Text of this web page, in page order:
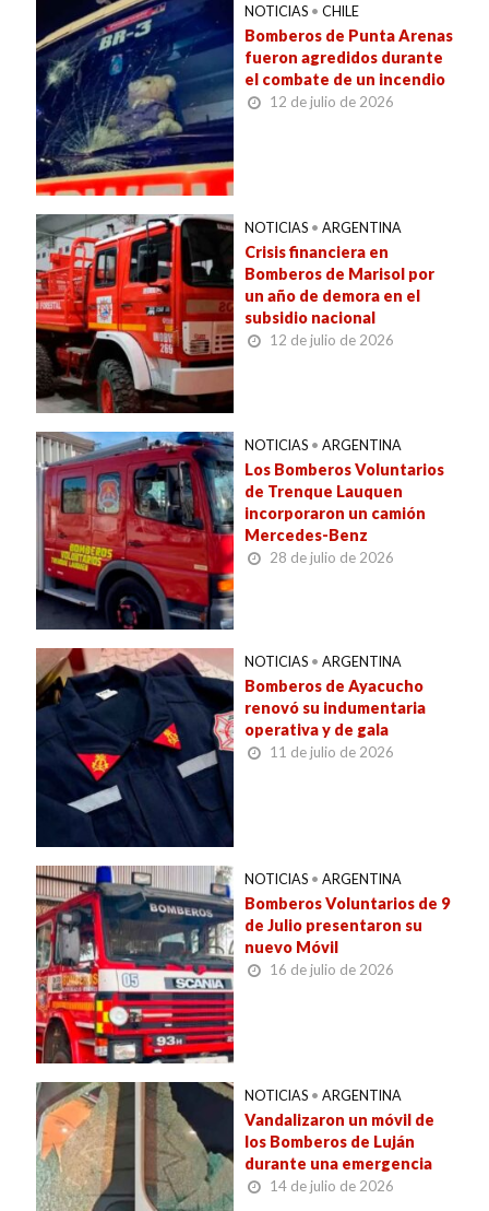
NOTICIAS • CHILE
Bomberos de Punta Arenas
fueron agredidos durante
el combate de un incendio
12 de julio de 2026
NOTICIAS • ARGENTINA
Crisis financiera en
Bomberos de Marisol por
un año de demora en el
subsidio nacional
12 de julio de 2026
NOTICIAS • ARGENTINA
Los Bomberos Voluntarios
de Trenque Lauquen
incorporaron un camión
Mercedes-Benz
28 de julio de 2026
NOTICIAS • ARGENTINA
Bomberos de Ayacucho
renovó su indumentaria
operativa y de gala
11 de julio de 2026
NOTICIAS • ARGENTINA
Bomberos Voluntarios de 9
de Julio presentaron su
nuevo Móvil
16 de julio de 2026
NOTICIAS • ARGENTINA
Vandalizaron un móvil de
los Bomberos de Luján
durante una emergencia
14 de julio de 2026